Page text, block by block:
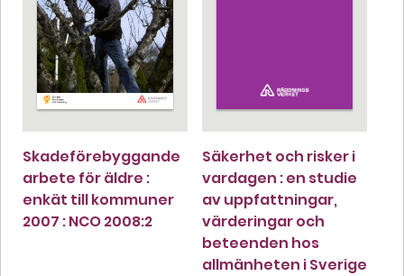
Skadeförebyggande
arbete för äldre :
enkät till kommuner
2007 : NCO 2008:2
Säkerhet och risker i
vardagen : en studie
av uppfattningar,
värderingar och
beteenden hos
allmänheten i Sverige